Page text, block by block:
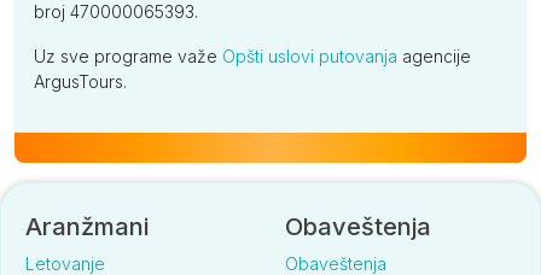
broj 470000065393.
Uz sve programe važe Opšti uslovi putovanja agencije
ArgusTours.
Aranžmani
Letovanje
Obaveštenja
Obaveštenja